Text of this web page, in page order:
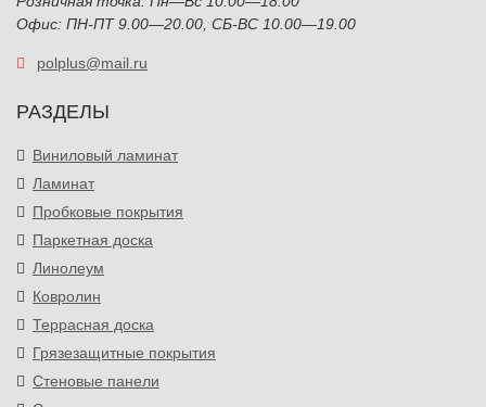
Офис: ПН-ПТ 9.00—20.00, СБ-ВС 10.00—19.00
polplus@mail.ru
РАЗДЕЛЫ
Виниловый ламинат
Ламинат
Пробковые покрытия
Паркетная доска
Линолеум
Ковролин
Террасная доска
Грязезащитные покрытия
Стеновые панели